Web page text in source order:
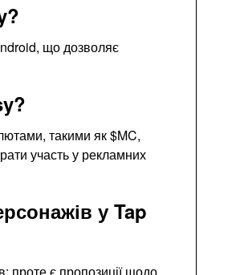
що дозволяє
такими як $MC,
участь у рекламних
у Tap
проте є пропозиції щодо